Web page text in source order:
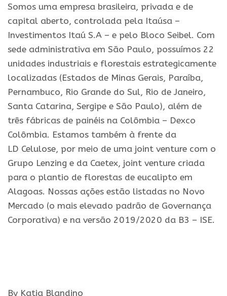
Somos uma empresa brasileira, privada e de
capital aberto, controlada pela Itaúsa –
Investimentos Itaú S.A – e pelo Bloco Seibel. Com
sede administrativa em São Paulo, possuímos 22
unidades industriais e florestais estrategicamente
localizadas (Estados de Minas Gerais, Paraíba,
Pernambuco, Rio Grande do Sul, Rio de Janeiro,
Santa Catarina, Sergipe e São Paulo), além de
três fábricas de painéis na Colômbia – Dexco
Colômbia. Estamos também à frente da
LD Celulose, por meio de uma joint venture com o
Grupo Lenzing e da Caetex, joint venture criada
para o plantio de florestas de eucalipto em
Alagoas. Nossas ações estão listadas no Novo
Mercado (o mais elevado padrão de Governança
Corporativa) e na versão 2019/2020 da B3 – ISE.
By Katia Blandino